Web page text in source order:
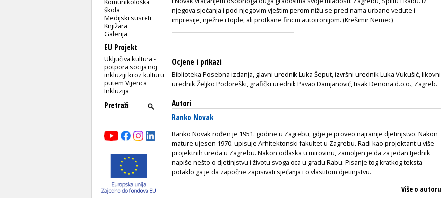
škola
Medijski susreti
Knjižara
Galerija
EU Projekt
Uključiva kultura -
potpora socijalnoj
inkluziji kroz kulturu
putem Vijenca
Inkluzija
njegova sjećanja i pod njegovim vještim perom nižu se pred nama urbane vedute i
impresije, nježne i tople, ali protkane finom autoironijom. (Krešimir Nemec)
Ocjene i prikazi
Biblioteka Posebna izdanja, glavni urednik Luka Šeput, izvršni urednik Luka Vukušić, likovni
urednik Željko Podoreški, grafički urednik Pavao Damjanović, tisak Denona d.o.o., Zagreb.
Autori
Ranko Novak
Ranko Novak rođen je 1951. godine u Zagrebu, gdje je proveo najranije djetinjstvo. Nakon
mature ujesen 1970. upisuje Arhitektonski fakultet u Zagrebu. Radi kao projektant u više
projektnih ureda u Zagrebu. Nakon odlaska u mirovinu, zamoljen je da za jedan tjednik
napiše nešto o djetinjstvu i životu svoga oca u gradu Rabu. Pisanje tog kratkog teksta
potaklo ga je da započne zapisivati sjećanja i o vlastitom djetinjstvu.
Više o autoru